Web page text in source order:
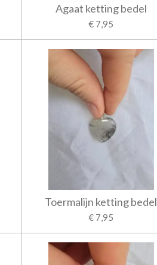
Agaat ketting bedel
€ 7,95
Toermalijn ketting bedel
€ 7,95